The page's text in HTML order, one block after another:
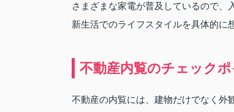
さまざまな家電が普及しているので、
新生活でのライフスタイルを具体的に
不動産内覧のチェック
不動産の内覧には、建物だけでなく外